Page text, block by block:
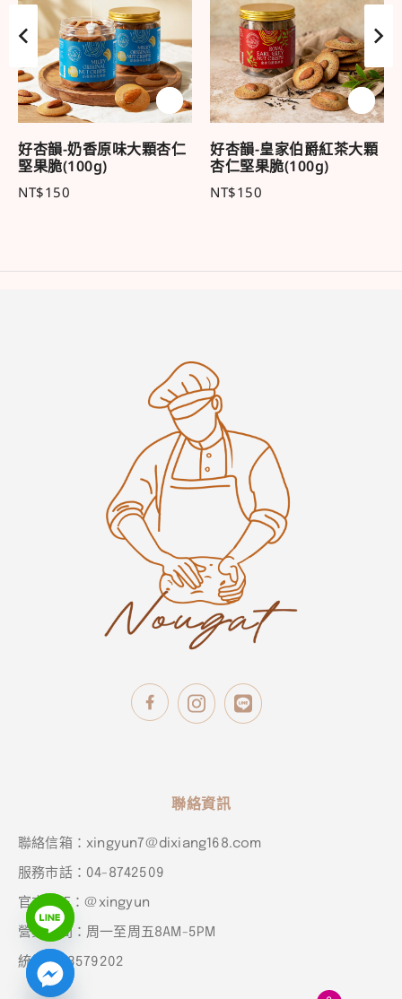
好杏韻-奶香原味大顆杏仁
堅果脆(100g)
NT$150
好杏韻-皇家伯爵紅茶大顆
杏仁堅果脆(100g)
NT$150
聯絡資訊
聯絡信箱：xingyun7@dixiang168.com
服務市話：04-8742509
官方LINE：@xingyun
營業時間：周一至周五8AM-5PM
統編：93579202
chaty